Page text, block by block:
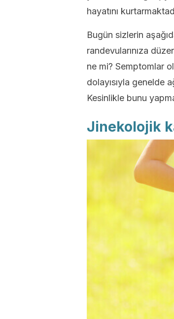
hayatını
Bugün sizlerin
randevularınıza
ne mi? Semptomlar
dolayısıyla genelde
Kesinlikle bunu
Jinekolojik